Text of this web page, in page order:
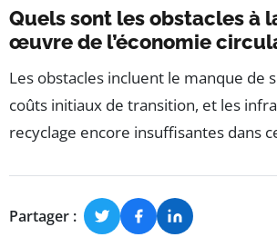
Quels sont les obstacles à
œuvre de l’économie
Les obstacles incluent le manque de
coûts initiaux de transition, et les
recyclage encore insuffisantes dans
Partager :